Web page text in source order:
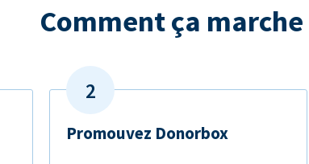
Comment ça marche
Promouvez Donorbox